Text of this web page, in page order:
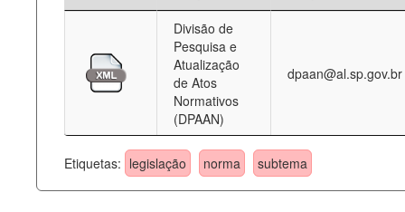
Divisão de
Pesquisa e
Atualização
de Atos
Normativos
(DPAAN)
dpaan@al.sp.gov.br
Etiquetas: legislação norma subtema